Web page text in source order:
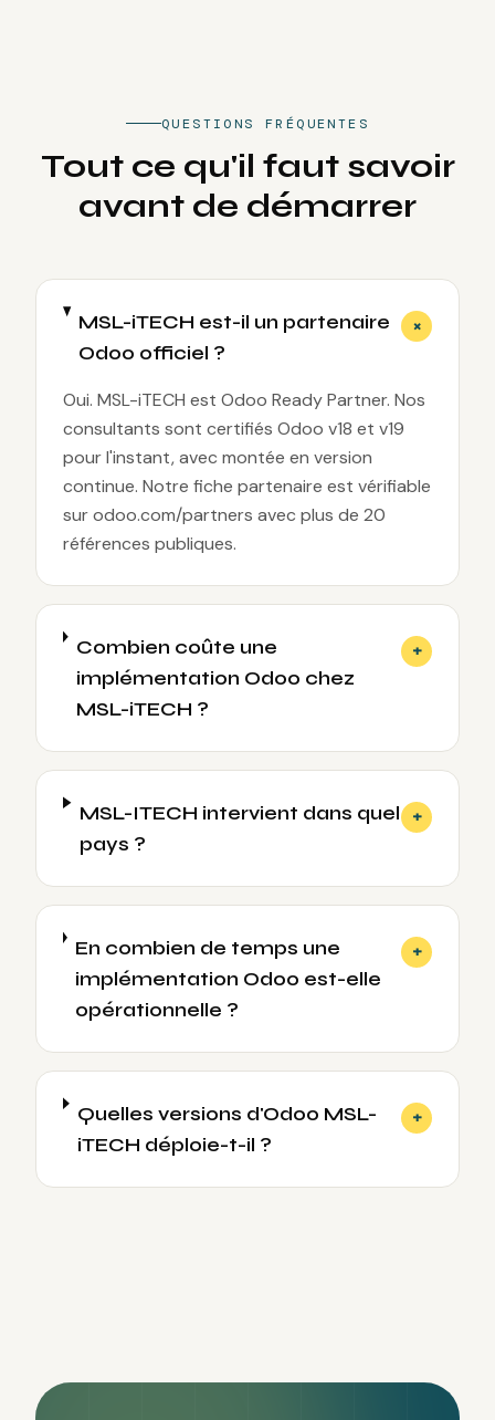
QUESTIONS FRÉQUENTES
Tout ce qu'il faut savoir
avant de démarrer
MSL-iTECH est-il un partenaire
Odoo officiel ?
+
Oui. MSL-iTECH est Odoo Ready Partner. Nos
consultants sont certifiés Odoo v18 et v19
pour l'instant, avec montée en version
continue. Notre fiche partenaire est vérifiable
sur odoo.com/partners avec plus de 20
références publiques.
Combien coûte une
implémentation Odoo chez
MSL-iTECH ?
+
MSL-ITECH intervient dans quel
pays ?
+
En combien de temps une
implémentation Odoo est-elle
opérationnelle ?
+
Quelles versions d'Odoo MSL-
iTECH déploie-t-il ?
+